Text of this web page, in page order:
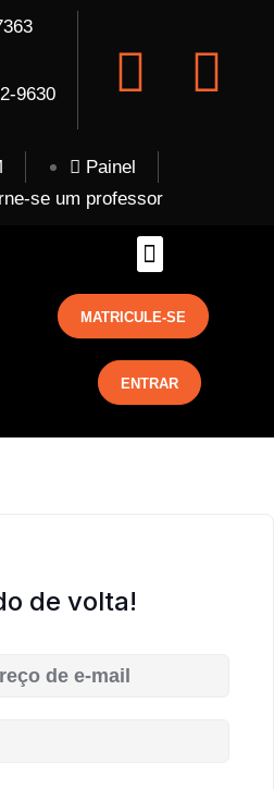
9630
Painel
se um professor
MATRICULE-SE
ENTRAR
de volta!